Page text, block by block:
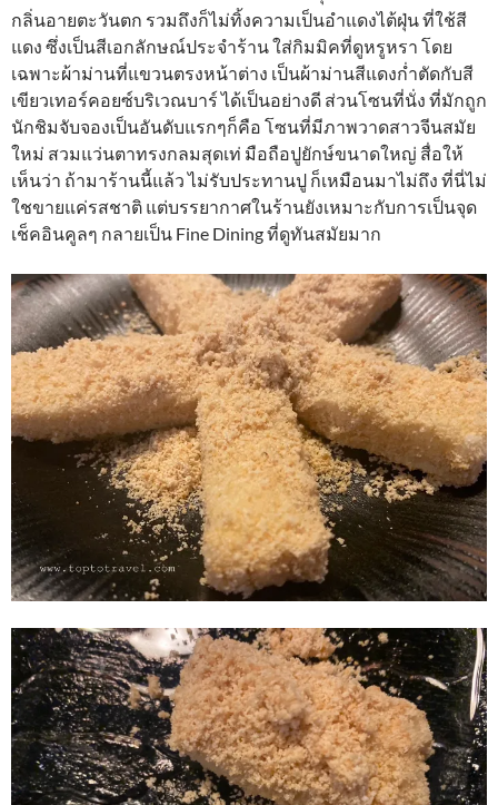
กลิ่นอายตะวันตก รวมถึงก็ไม่ทิ้งความเป็นอำแดงไต้ฝุ่น ที่ใช้สี
แดง ซึ่งเป็นสีเอกลักษณ์ประจำร้าน ใส่กิมมิคที่ดูหรูหรา โดย
เฉพาะผ้าม่านที่แขวนตรงหน้าต่าง เป็นผ้าม่านสีแดงก่ำตัดกับสี
เขียวเทอร์คอยซ์บริเวณบาร์ ได้เป็นอย่างดี ส่วนโซนที่นั่ง ที่มักถูก
นักชิมจับจองเป็นอันดับแรกๆก็คือ โซนที่มีภาพวาดสาวจีนสมัย
ใหม่ สวมแว่นตาทรงกลมสุดเท่ มือถือปูยักษ์ขนาดใหญ่ สื่อให้
เห็นว่า ถ้ามาร้านนี้แล้ว ไม่รับประทานปู ก็เหมือนมาไม่ถึง ที่นี่ไม่
ใชขายแค่รสชาติ แต่บรรยากาศในร้านยังเหมาะกับการเป็นจุด
เช็คอินคูลๆ กลายเป็น Fine Dining ที่ดูทันสมัยมาก